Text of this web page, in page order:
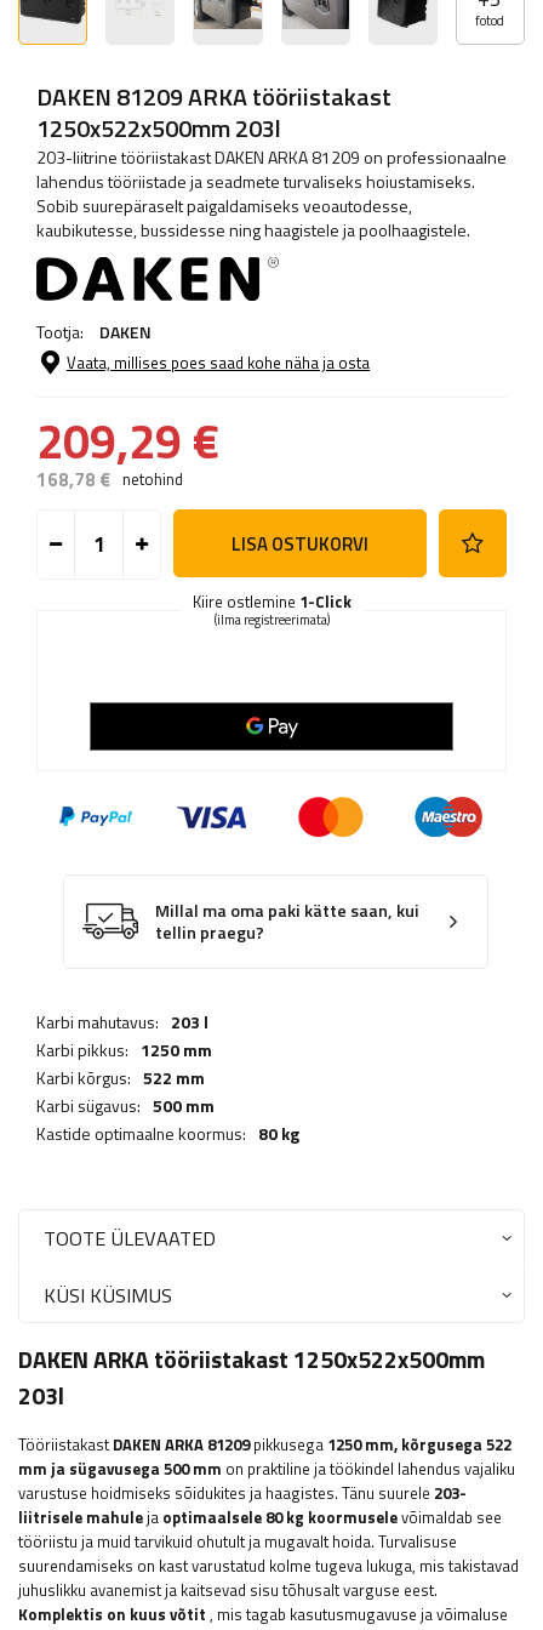
fotod
DAKEN 81209 ARKA tööriistakast
1250x522x500mm 203l
203-liitrine tööriistakast DAKEN ARKA 81209 on professionaalne
lahendus tööriistade ja seadmete turvaliseks hoiustamiseks.
Sobib suurepäraselt paigaldamiseks veoautodesse,
kaubikutesse, bussidesse ning haagistele ja poolhaagistele.
Tootja: DAKEN
Vaata, millises poes saad kohe näha ja osta
209,29 €
168,78 € netohind
LISA OSTUKORVI
Kiire ostlemine 1-Click
(ilma registreerimata)
Millal ma oma paki kätte saan, kui
tellin praegu?
Karbi mahutavus: 203 l
Karbi pikkus: 1250 mm
Karbi kõrgus: 522 mm
Karbi sügavus: 500 mm
Kastide optimaalne koormus: 80 kg
TOOTE ÜLEVAATED
KÜSI KÜSIMUS
DAKEN ARKA tööriistakast 1250x522x500mm
203l
TööriistakastDAKEN ARKA 81209pikkusega 1250 mm, kõrgusega 522
mm ja sügavusega 500 mm on praktiline ja töökindel lahendus vajaliku
varustuse hoidmiseks sõidukites ja haagistes. Tänu suurele 203-
liitrisele mahuleja optimaalsele 80 kg koormuselevõimaldab see
tööriistu ja muid tarvikuid ohutult ja mugavalt hoida. Turvalisuse
suurendamiseks on kast varustatud kolme tugeva lukuga, mis takistavad
juhuslikku avanemist ja kaitsevad sisu tõhusalt varguse eest.
Komplektis on kuus võtit , mis tagab kasutusmugavuse ja võimaluse